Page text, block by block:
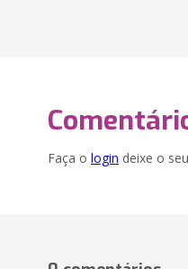
Faça o login deixe o